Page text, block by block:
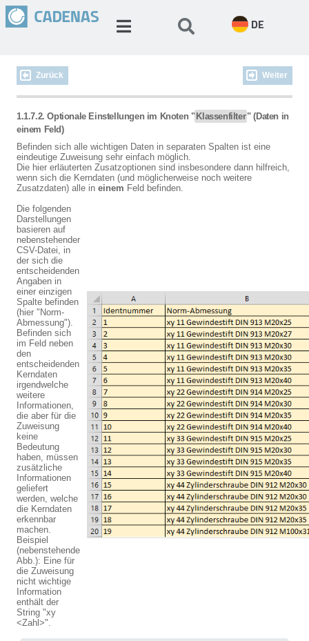
DE
Zurück Weiter
1.1.7.2. Optionale Einstellungen im Knoten " Klassenfilter" (Daten in
einem Feld)
Befinden sich alle wichtigen Daten in separaten Spalten ist eine
eindeutige Zuweisung sehr einfach möglich.
Die hier erläuterten Zusatzoptionen sind insbesondere dann hilfreich,
wenn sich die Kerndaten (und möglicherweise noch weitere
Zusatzdaten) alle in einem Feld befinden.
Die folgenden
Darstellungen
basieren auf
nebenstehender
CSV-Datei, in
der sich die
entscheidenden
Angaben in
einer einzigen
Spalte befinden
(hier "Norm-
Abmessung").
Befinden sich
im Feld neben
den
entscheidenden
Kerndaten
irgendwelche
weitere
Informationen,
die aber für die
Zuweisung
keine
Bedeutung
haben, müssen
zusätzliche
Informationen
geliefert
werden, welche
die Kerndaten
erkennbar
machen.
Beispiel
(nebenstehende
Abb.): Eine für
die Zuweisung
nicht wichtige
Information
enthält der
String "xy
<Zahl>".